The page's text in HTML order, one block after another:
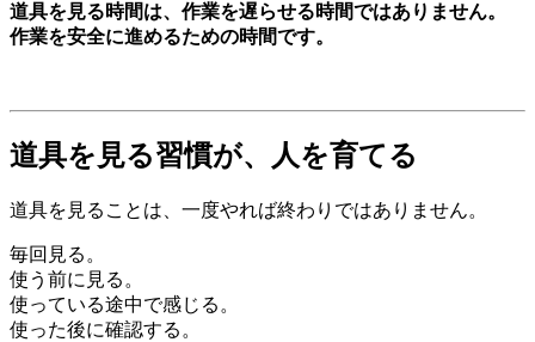
道具を見る時間は、作業を遅らせる時間ではありません。
作業を安全に進めるための時間です。
道具を見る習慣が、人を育てる
道具を見ることは、一度やれば終わりではありません。
毎回見る。
使う前に見る。
使っている途中で感じる。
使った後に確認する。